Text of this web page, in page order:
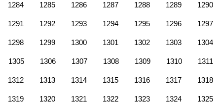
1284 1285 1286 1287 1288 1289 1290
1291 1292 1293 1294 1295 1296 1297
1298 1299 1300 1301 1302 1303 1304
1305 1306 1307 1308 1309 1310 1311
1312 1313 1314 1315 1316 1317 1318
1319 1320 1321 1322 1323 1324 1325